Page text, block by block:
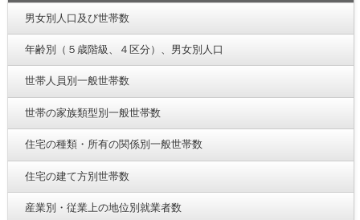
男女別人口及び世帯数
年齢別（５歳階級、４区分）、男女別人口
世帯人員別一般世帯数
世帯の家族類型別一般世帯数
住宅の種類・所有の関係別一般世帯数
住宅の建て方別世帯数
産業別・従業上の地位別就業者数